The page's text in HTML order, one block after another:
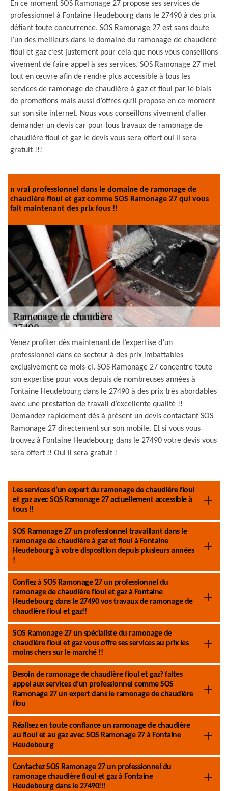
En ce moment SOS Ramonage 27 propose ses services de
professionnel à Fontaine Heudebourg dans le 27490 à des prix
défiant toute concurrence. SOS Ramonage 27 est sans doute
l’un des meilleurs dans le domaine du ramonage de chaudière
fioul et gaz c’est justement pour cela que nous vous conseillons
vivement de faire appel à ses services. SOS Ramonage 27 met
tout en œuvre afin de rendre plus accessible à tous les
services de ramonage de chaudière à gaz et fioul par le biais
de promotions mais aussi d’offres qu’il propose en ce moment
sur son site internet. Nous vous conseillons vivement d’aller
demander un devis car pour tous travaux de ramonage de
chaudière fioul et gaz le devis vous sera offert oui il sera
gratuit !!!
n vrai professionnel dans le domaine de ramonage de
chaudière fioul et gaz comme SOS Ramonage 27 qui vous
fait maintenant des prix fous !!
Venez profiter dès maintenant de l’expertise d’un
professionnel dans ce secteur à des prix imbattables
exclusivement ce mois-ci. SOS Ramonage 27 concentre toute
son expertise pour vous depuis de nombreuses années à
Fontaine Heudebourg dans le 27490 à des prix très abordables
avec une prestation de travail d’excellente qualité !!
Demandez rapidement dès à présent un devis contactant SOS
Ramonage 27 directement sur son mobile. Et si vous vous
trouvez à Fontaine Heudebourg dans le 27490 votre devis vous
sera offert !! Oui il sera gratuit !
Les services d’un expert du ramonage de chaudière fioul
et gaz avec SOS Ramonage 27 actuellement accessible à
tous !!
SOS Ramonage 27 un professionnel travaillant dans le
ramonage de chaudière à gaz et fioul à Fontaine
Heudebourg à votre disposition depuis plusieurs années
!
Confiez à SOS Ramonage 27 un professionnel du
ramonage de chaudière fioul et gaz à Fontaine
Heudebourg dans le 27490 vos travaux de ramonage de
chaudière fioul et gaz!!
SOS Ramonage 27 un spécialiste du ramonage de
chaudière fioul et gaz vous offre ses services au prix les
moins chers sur le marché !!
Besoin de ramonage de chaudière fioul et gaz? faites
appel aux services d’un professionnel comme SOS
Ramonage 27 un expert dans le ramonage de chaudière
fiou
Réalisez en toute confiance un ramonage de chaudière
au fioul et au gaz avec SOS Ramonage 27 à Fontaine
Heudebourg
Contactez SOS Ramonage 27 un professionnel du
ramonage chaudière fioul et gaz à Fontaine
Heudebourg dans le 27490!!!